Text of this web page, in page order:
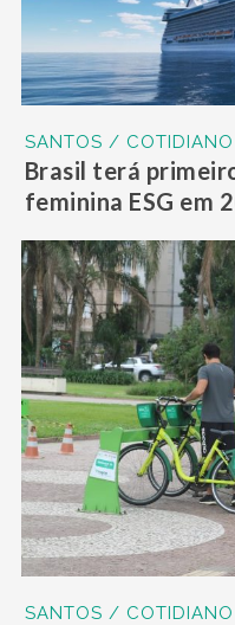
SANTOS / COTIDIANO
Brasil terá
feminina ESG em
SANTOS / COTIDIANO